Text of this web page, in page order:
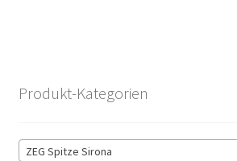
Produkt-Kategorien
ZEG Spitze Sirona